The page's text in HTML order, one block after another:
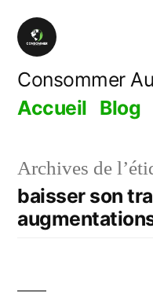
Aller
contenu
Consommer
Accueil Blog
Archives de
baisser son